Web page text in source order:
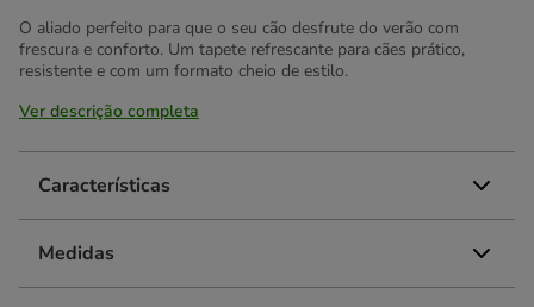
O aliado perfeito para que o seu cão desfrute do verão com
frescura e conforto. Um tapete refrescante para cães prático,
resistente e com um formato cheio de estilo.
Ver descrição completa
Características
Medidas